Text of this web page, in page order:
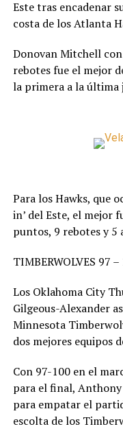
Este tras encadenar
costa de los Atlanta
Donovan Mitchell
rebotes fue el mejor
la primera a la última
Para los Hawks, que
in’ del Este, el mejor
puntos, 9 rebotes y 5
TIMBERWOLVES 97
Los Oklahoma City
Gilgeous-Alexander
Minnesota
dos mejores equipos
Con 97-100 en el
para el final,
para empatar el
escolta de los